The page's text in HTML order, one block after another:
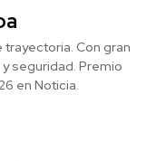
Con gran
seguridad. Premio
en Noticia.